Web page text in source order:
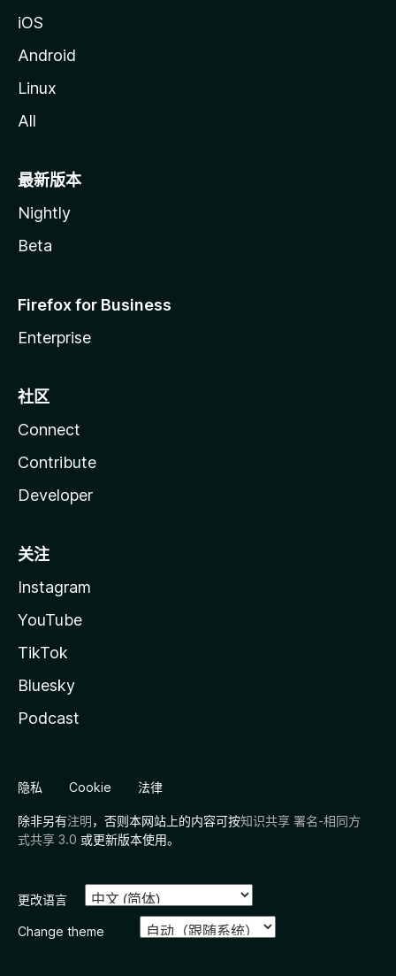
iOS
Android
Linux
All
最新版本
Nightly
Beta
Firefox for Business
Enterprise
社区
Connect
Contribute
Developer
关注
Instagram
YouTube
TikTok
Bluesky
Podcast
隐私 Cookie 法律
除非另有注明，否则本网站上的内容可按知识共享 署名-相同方
式共享 3.0 或更新版本使用。
更改语言
Change theme